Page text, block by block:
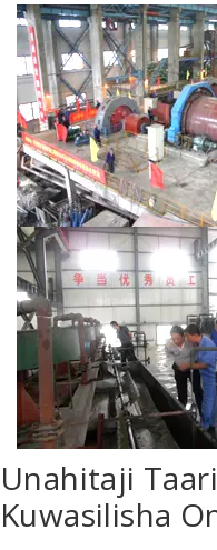
Unahitaji
Kuwasilisha